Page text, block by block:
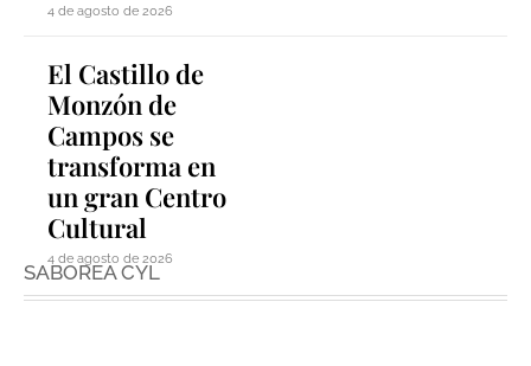
4 de agosto de 2026
El Castillo de
Monzón de
Campos se
transforma en
un gran Centro
Cultural
4 de agosto de 2026
SABOREA CYL